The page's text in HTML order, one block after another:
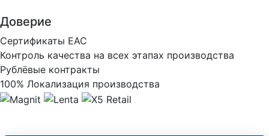
Доверие
Сертификаты ЕАС
Контроль качества на всех этапах производства
Рублёвые контракты
100% Локализация производства